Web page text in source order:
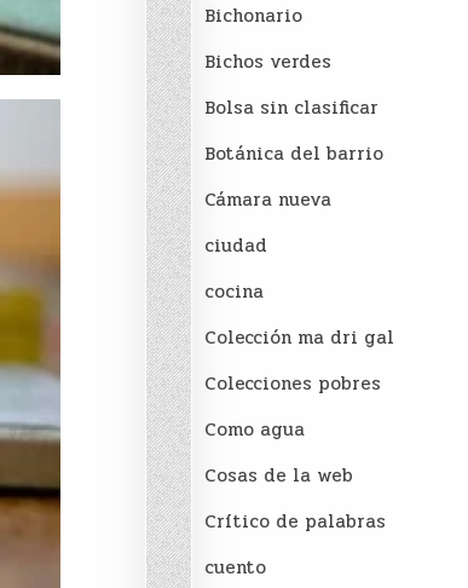
Bichonario
Bichos verdes
Bolsa sin clasificar
Botánica del barrio
Cámara nueva
ciudad
cocina
Colección ma dri gal
Colecciones pobres
Como agua
Cosas de la web
Crítico de palabras
cuento